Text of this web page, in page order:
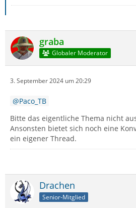
graba
Globaler Moderator
3. September 2024 um 20:29
Paco_TB
Bitte das eigentliche Thema nicht
Ansonsten bietet sich noch eine
ein eigener Thread.
Drachen
Senior-Mitglied